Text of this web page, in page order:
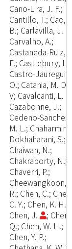
Cano-Lira, J. F.;
Cantillo, T.; Cao,
B.; Carlavilla, J.
Carvalho, A.;
Castaneda-Ruiz,
F.; Castlebury, L.;
Castro-Jauregui,
O.; Catania, M. D.,
V; Cavalcanti, L.
Cazabonne, J.;
Cedeno-Sanchez,
M. L.; Chaharmiri-
Dokhaharani, S.;
Chaiwan, N.;
Chakraborty, N.;
Chaverri, P.;
Cheewangkoon,
R.; Chen, C.;
C. Y.; Chen, K. H.;
Chen, J.
; Chen,
Q.; Chen, W. H.;
Chen, Y. P.;